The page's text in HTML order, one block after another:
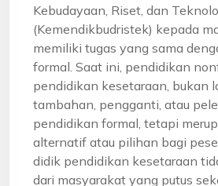
Kebudayaan, Riset, dan
(Kemendikbudristek) kepada
memiliki tugas yang sama
formal. Saat ini, pendidikan
pendidikan kesetaraan, bukan
tambahan, pengganti, atau
pendidikan formal, tetapi
alternatif atau pilihan bagi
didik pendidikan kesetaraan
dari masyarakat yang putus